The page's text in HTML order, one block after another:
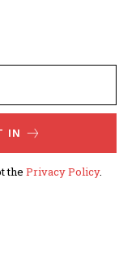
IN
the Privacy Policy.